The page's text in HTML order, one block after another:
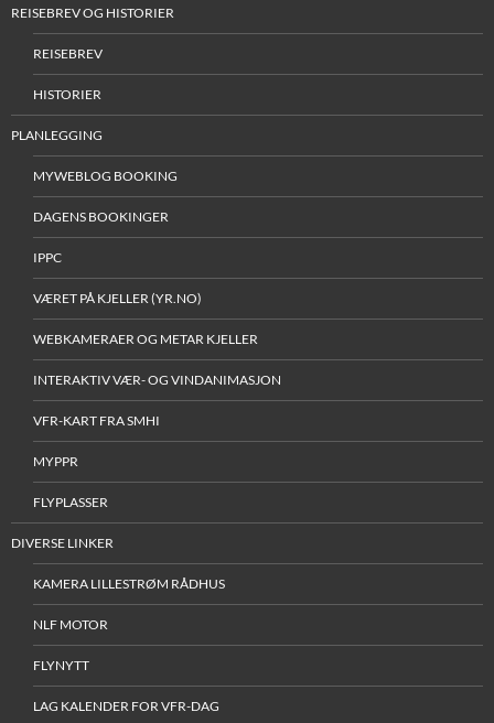
REISEBREV OG HISTORIER
REISEBREV
HISTORIER
PLANLEGGING
MYWEBLOG BOOKING
DAGENS BOOKINGER
IPPC
VÆRET PÅ KJELLER (YR.NO)
WEBKAMERAER OG METAR KJELLER
INTERAKTIV VÆR- OG VINDANIMASJON
VFR-KART FRA SMHI
MYPPR
FLYPLASSER
DIVERSE LINKER
KAMERA LILLESTRØM RÅDHUS
NLF MOTOR
FLYNYTT
LAG KALENDER FOR VFR-DAG